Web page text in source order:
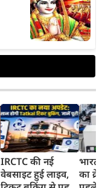
IRCTC की नई
वेबसाइट हुई लाइव,
भारत
का